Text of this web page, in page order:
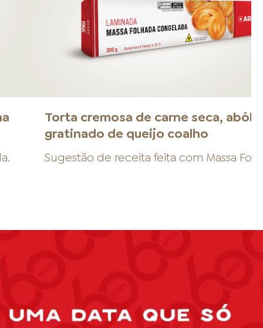
.
Torta cremosa de carne seca,
gratinado de queijo coalho
Sugestão de receita feita com Massa